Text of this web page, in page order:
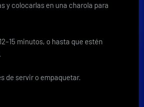
y colocarlas en una charola para
minutos, o hasta que estén
servir o empaquetar.